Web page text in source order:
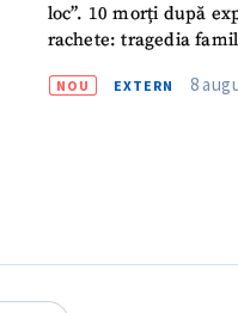
loc”. 10 morți după
rachete: tragedia
NOU EXTERN 8